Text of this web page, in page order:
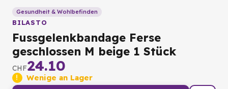
Gesundheit & Wohlbefinden
BILASTO
Fussgelenkbandage Ferse
geschlossen M beige 1 Stück
CHF24.10
Wenige an Lager